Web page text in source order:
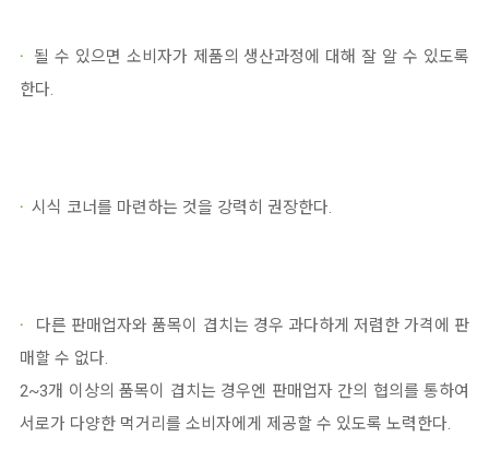
· 될 수 있으면 소비자가 제품의 생산과정에 대해 잘 알 수 있도록
한다.
· 시식 코너를 마련하는 것을 강력히 권장한다.
· 다른 판매업자와 품목이 겹치는 경우 과다하게 저렴한 가격에 판
매할 수 없다.
2~3개 이상의 품목이 겹치는 경우엔 판매업자 간의 협의를 통하여
서로가 다양한 먹거리를 소비자에게 제공할 수 있도록 노력한다.